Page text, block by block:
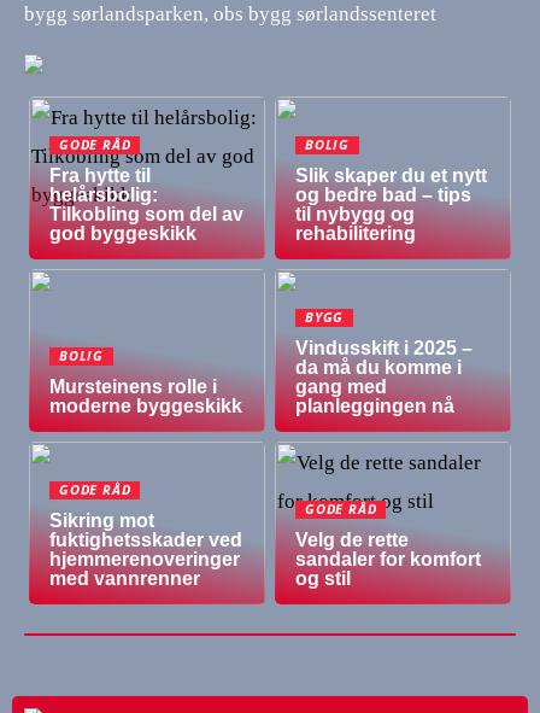
bygg sørlandsparken, obs bygg sørlandssenteret
GODE RÅD
Fra hytte til
helårsbolig:
Tilkobling som del av
god byggeskikk
BOLIG
Slik skaper du et nytt
og bedre bad – tips
til nybygg og
rehabilitering
BOLIG
Mursteinens rolle i
moderne byggeskikk
BYGG
Vindusskift i 2025 –
da må du komme i
gang med
planleggingen nå
GODE RÅD
Sikring mot
fuktighetsskader ved
hjemmerenoveringer
med vannrenner
GODE RÅD
Velg de rette
sandaler for komfort
og stil